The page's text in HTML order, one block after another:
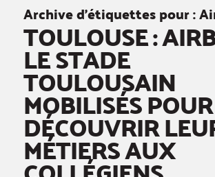
Archive d’étiquettes pour :
TOULOUSE :
LE STADE
TOULOUSAIN
MOBILISÉS
DÉCOUVRIR
MÉTIERS AUX